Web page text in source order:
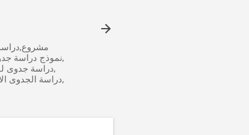
,نموذج دراسة
,دراسة جدوى
,دراسة الجدوى